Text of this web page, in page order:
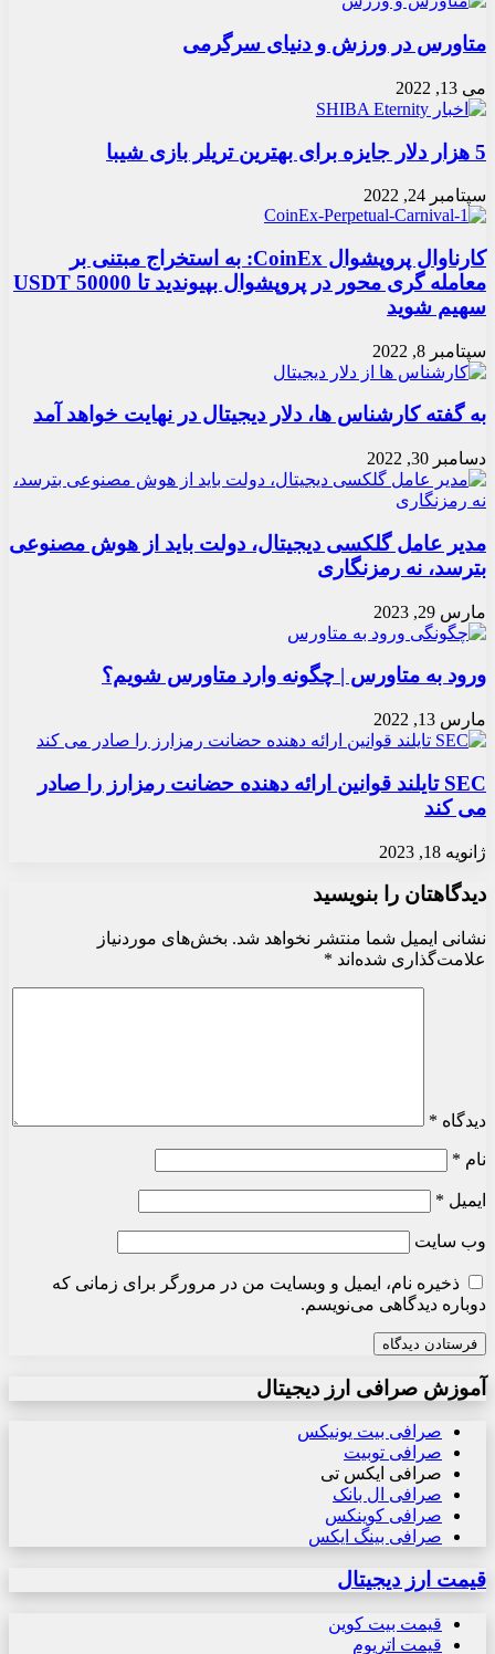
متاورس در ورزش و دنیای سرگرمی
می 13, 2022
5 هزار دلار جایزه برای بهترین تریلر بازی شیبا
سپتامبر 24, 2022
کارناوال پروپشوال CoinEx: به استخراج مبتنی بر
معامله گری محور در پروپشوال بپیوندید تا 50000 USDT
سهیم شوید
سپتامبر 8, 2022
به گفته کارشناس ها، دلار دیجیتال در نهایت خواهد آمد
دسامبر 30, 2022
مدیر عامل گلکسی دیجیتال، دولت باید از هوش مصنوعی
بترسد، نه رمزنگاری
مارس 29, 2023
ورود به متاورس | چگونه وارد متاورس شویم؟
مارس 13, 2022
SEC تایلند قوانین ارائه دهنده حضانت رمزارز را صادر
می کند
ژانویه 18, 2023
دیدگاهتان را بنویسید
نشانی ایمیل شما منتشر نخواهد شد. بخش‌های موردنیاز
علامت‌گذاری شده‌اند *
دیدگاه *
نام *
ایمیل *
وب‌ سایت
ذخیره نام، ایمیل و وبسایت من در مرورگر برای زمانی که
دوباره دیدگاهی می‌نویسم.
آموزش صرافی ارز دیجیتال
صرافی بیت یونیکس
صرافی توبیت
صرافی ایکس تی
صرافی ال بانک
صرافی کوینکس
صرافی بینگ ایکس
قیمت ارز دیجیتال
قیمت بیت کوین
قیمت اتریوم